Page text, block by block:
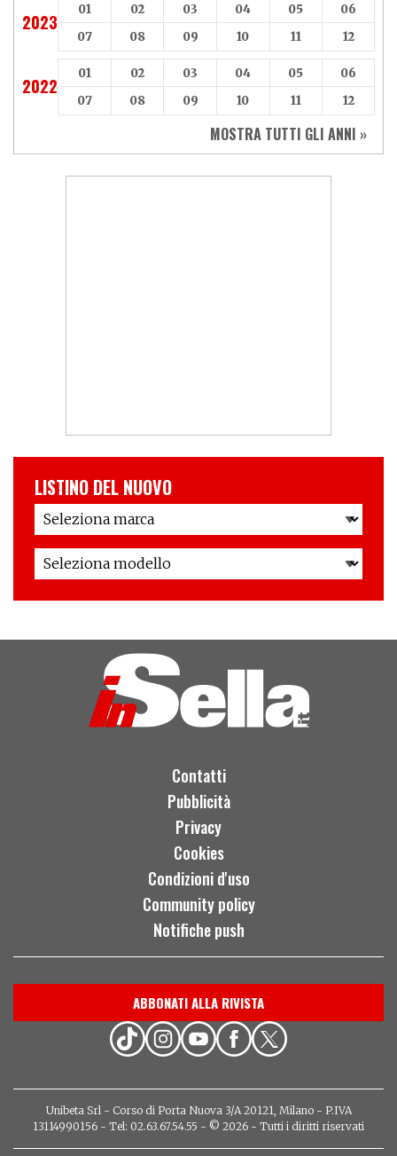
2023
01 02 03 04 05
06
07
08 09 10 11 12
2022
01 02 03 04 05
06
07
08 09 10 11 12
MOSTRA TUTTI GLI ANNI »
LISTINO DEL NUOVO
Contatti
Pubblicità
Privacy
Cookies
Condizioni d'uso
Community policy
Notifiche push
ABBONATI ALLA RIVISTA
Unibeta Srl - Corso di Porta Nuova 3/A 20121, Milano - P.IVA
13114990156 - Tel: 02.63.67.54.55 - © 2026 - Tutti i diritti riservati